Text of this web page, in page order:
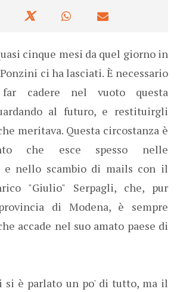
cinque mesi da quel giorno in
ci ha lasciati. È necessario
cadere nel vuoto questa
al futuro, e restituirgli
meritava. Questa circostanza è
che esce spesso nelle
e nello scambio di mails con il
"Giulio" Serpagli, che, pur
di Modena, è sempre
accade nel suo amato paese di
si è parlato un po' di tutto, ma il